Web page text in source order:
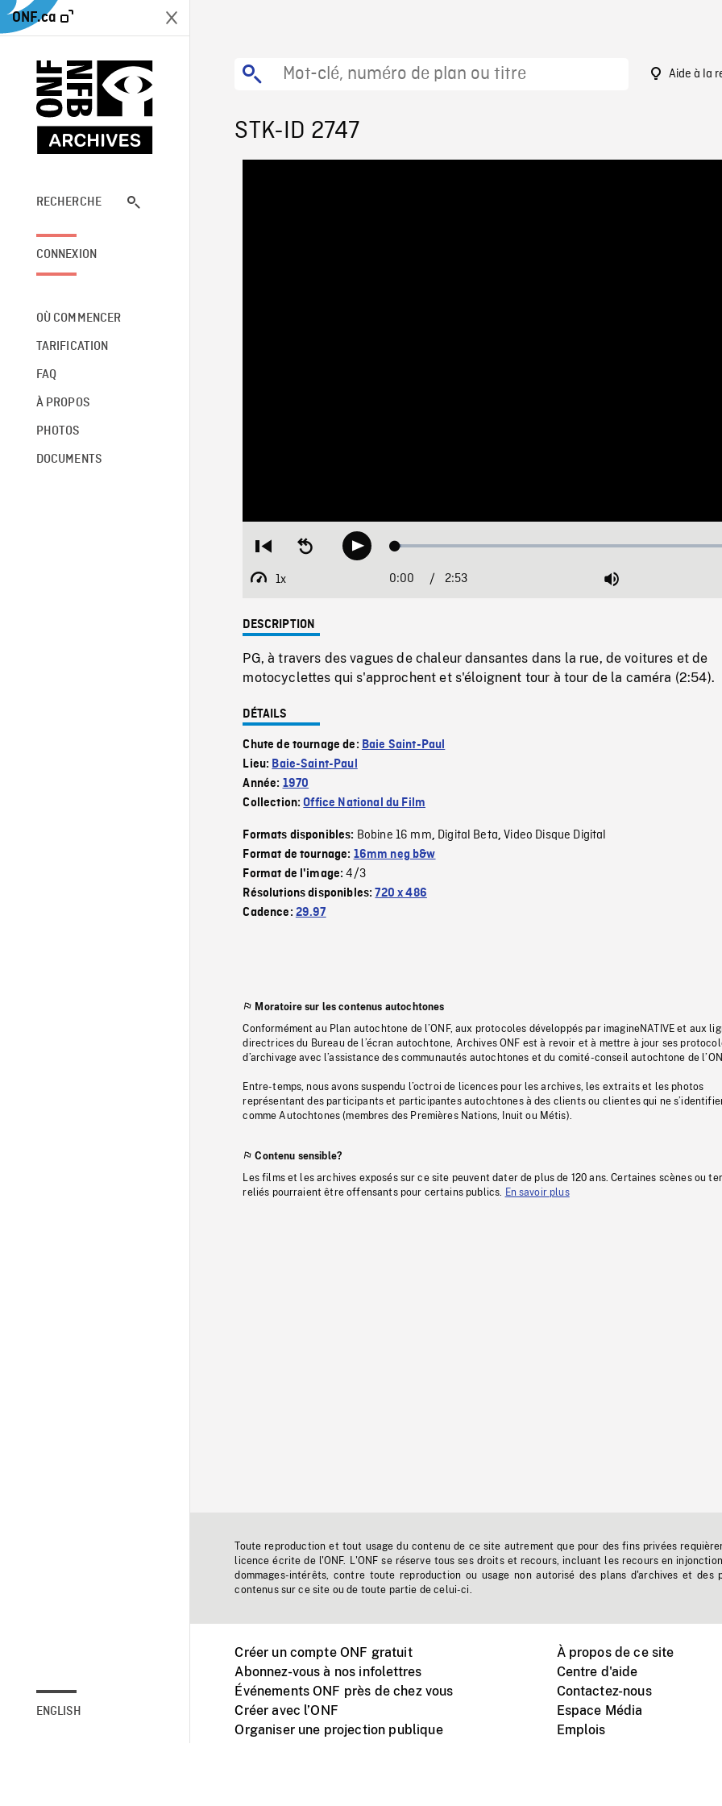
ONF.ca
RECHERCHE
CONNEXION
OÙ COMMENCER
TARIFICATION
FAQ
À PROPOS
PHOTOS
DOCUMENTS
ENGLISH
Aide à la
STK-ID 2747
Restart
beginning
Seek
backwardPlay Loaded:
1x
Playback
Current
0:00 / 2:53 Mute
DESCRIPTION
PG, à travers des vagues de chaleur dansantes dans la rue, de voitures et de
motocyclettes qui s'approchent et s'éloignent tour à tour de la caméra (2:54).
DÉTAILS
Chute de tournage de: Baie Saint-Paul
Lieu: Baie-Saint-Paul
Année: 1970
Collection:Office National du Film
Formats disponibles: Bobine 16 mm, Digital Beta,Video Disque Digital
Format de tournage: 16mm neg b&w
Format de l'image:4/3
Résolutions disponibles:720 x 486
Cadence: 29.97
Moratoire sur les contenus autochtones
Conformément au Plan autochtone de l’ONF, aux protocoles développés par imagineNATIVE et aux
directrices du Bureau de l’écran autochtone, Archives ONF est à revoir et à mettre à jour ses
d’archivage avec l’assistance des communautés autochtones et du comité-conseil autochtone de
Entre-temps, nous avons suspendu l’octroi de licences pour les archives, les extraits et les photos
représentant des participants et participantes autochtones à des clients ou clientes qui ne
comme Autochtones (membres des Premières Nations, Inuit ou Métis).
Contenu sensible?
Les films et les archives exposés sur ce site peuvent dater de plus de 120 ans. Certaines scènes ou
reliés pourraient être offensants pour certains publics.
En savoir plus
Toute reproduction et tout usage du contenu de ce site autrement que pour des fins privées
licence écrite de l'ONF. L'ONF se réserve tous ses droits et recours, incluant les recours en
dommages-intérêts, contre toute reproduction ou usage non autorisé des plans d'archives et des
contenus sur ce site ou de toute partie de celui-ci.
Créer un compte ONF gratuit
Abonnez-vous à nos infolettres
Événements ONF près de chez vous
Créer avec l’ONF
Organiser une projection publique
À propos de ce site
Centre d'aide
Contactez-nous
Espace Média
Emplois